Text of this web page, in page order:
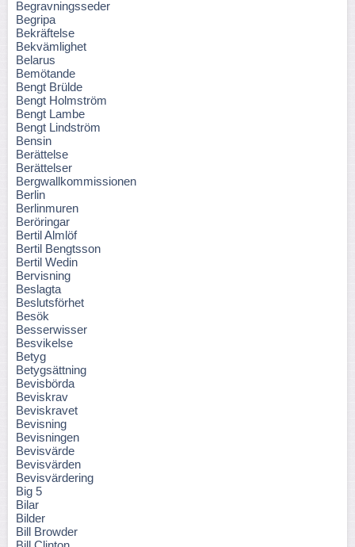
Begravningsseder
Begripa
Bekräftelse
Bekvämlighet
Belarus
Bemötande
Bengt Brülde
Bengt Holmström
Bengt Lambe
Bengt Lindström
Bensin
Berättelse
Berättelser
Bergwallkommissionen
Berlin
Berlinmuren
Beröringar
Bertil Almlöf
Bertil Bengtsson
Bertil Wedin
Bervisning
Beslagta
Beslutsförhet
Besök
Besserwisser
Besvikelse
Betyg
Betygsättning
Bevisbörda
Beviskrav
Beviskravet
Bevisning
Bevisningen
Bevisvärde
Bevisvärden
Bevisvärdering
Big 5
Bilar
Bilder
Bill Browder